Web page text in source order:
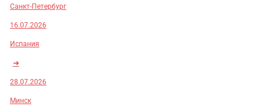
Санкт-Петербург
16.07.2026
Испания
➜
28.07.2026
Минск